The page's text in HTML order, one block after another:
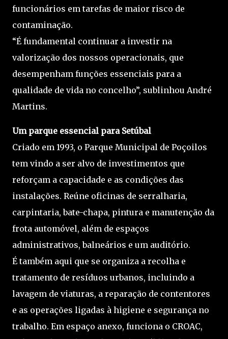
funcionários em tarefas de maior risco de
contaminação.
“É fundamental continuar a investir na
valorização dos nossos operacionais, que
desempenham funções essenciais para a
qualidade de vida no concelho”, sublinhou André
Martins.
Um parque essencial para Setúbal
Criado em 1993, o Parque Municipal de Poçoilos
tem vindo a ser alvo de investimentos que
reforçam a capacidade e as condições das
instalações. Reúne oficinas de serralharia,
carpintaria, bate-chapa, pintura e manutenção da
frota automóvel, além de espaços
administrativos, balneários e um auditório.
É também aqui que se organiza a recolha e
tratamento de resíduos urbanos, incluindo a
lavagem de viaturas, a reparação de contentores
e as operações ligadas à higiene e segurança no
trabalho. Em espaço anexo, funciona o CROAC,